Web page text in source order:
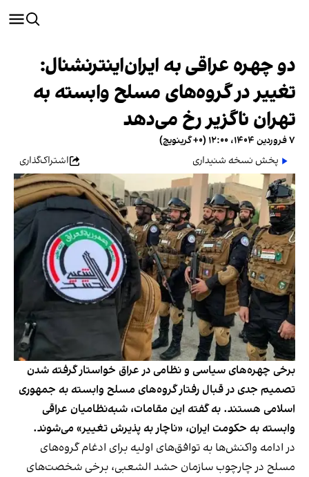
دو چهره عراقی به ایران‌اینترنشنال:
تغییر در گروه‌های مسلح وابسته به
تهران ناگزیر رخ می‌دهد
۷ فروردین ۱۴۰۴، ۱۲:۰۰ (‎+۰ گرینویچ)
پخش نسخه شنیداری
اشتراک‌گذاری
برخی چهره‌های سیاسی و نظامی در عراق خواستار گرفته شدن
تصمیم جدی در قبال رفتار گروه‌های مسلح وابسته به جمهوری
اسلامی هستند. به گفته این مقامات، شبه‌نظامیان عراقی
وابسته به حکومت ایران، «ناچار به پذیرش تغییر» می‌شوند.
در ادامه واکنش‌ها به توافق‌های اولیه برای ادغام گروه‌های
مسلح در چارچوب سازمان حشد الشعبی، برخی شخصت‌های